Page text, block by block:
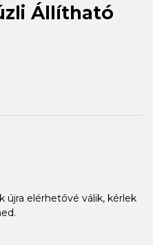
Állítható
újra elérhetővé válik, kérlek